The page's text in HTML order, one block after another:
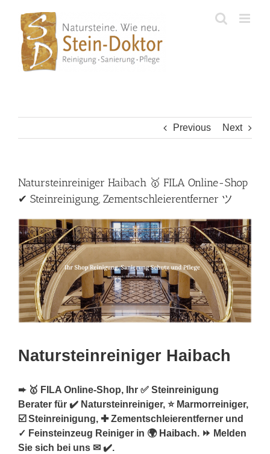
content
Previous Next
Natursteinreiniger Haibach 🥇 FILA Online-Shop
✔ Steinreinigung, Zementschleierentferner ツ
Natursteinreiniger Haibach
➨ 🥇 FILA Online-Shop, Ihr ✅ Steinreinigung
Berater für ✔️ Natursteinreiniger, ⭐ Marmorreiniger,
☑️ Steinreinigung, ✚ Zementschleierentferner und
✓ Feinsteinzeug Reiniger in 🌍 Haibach. ⏩ Melden
Sie sich bei uns ✉ ✔️.